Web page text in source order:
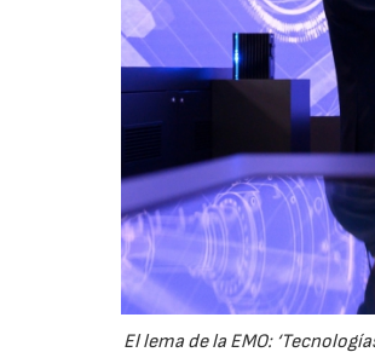
El lema de la EMO: